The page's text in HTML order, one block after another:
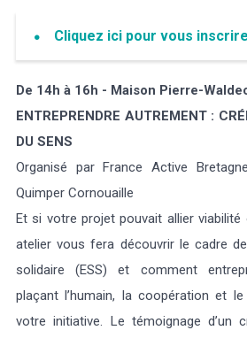
Cliquez ici pour vous inscrire
De 14h à 16h - Maison Pierre-
ENTREPRENDRE AUTREMENT :
DU SENS
Organisé par France Active
Quimper Cornouaille
Et si votre projet pouvait allier
atelier vous fera découvrir le cadre
solidaire (ESS) et comment
plaçant l’humain, la coopération et
votre initiative. Le témoignage d’un